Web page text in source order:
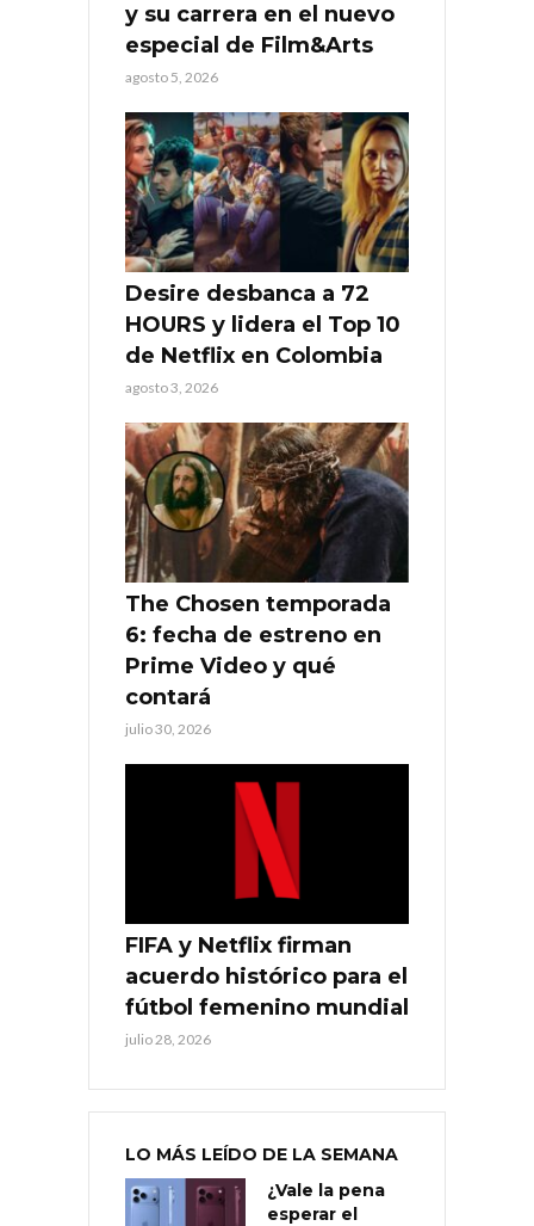
y su carrera en el nuevo
especial de Film&Arts
agosto 5, 2026
Desire desbanca a 72
HOURS y lidera el Top 10
de Netflix en Colombia
agosto 3, 2026
The Chosen temporada
6: fecha de estreno en
Prime Video y qué
contará
julio 30, 2026
FIFA y Netflix firman
acuerdo histórico para el
fútbol femenino mundial
julio 28, 2026
LO MÁS LEÍDO DE LA SEMANA
¿Vale la pena
esperar el